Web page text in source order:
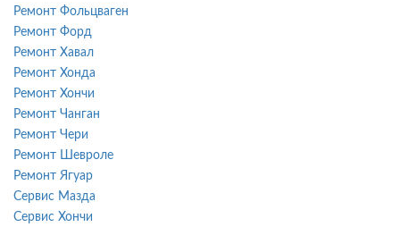
Ремонт Фольцваген
Ремонт Форд
Ремонт Хавал
Ремонт Хонда
Ремонт Хончи
Ремонт Чанган
Ремонт Чери
Ремонт Шевроле
Ремонт Ягуар
Сервис Мазда
Сервис Хончи